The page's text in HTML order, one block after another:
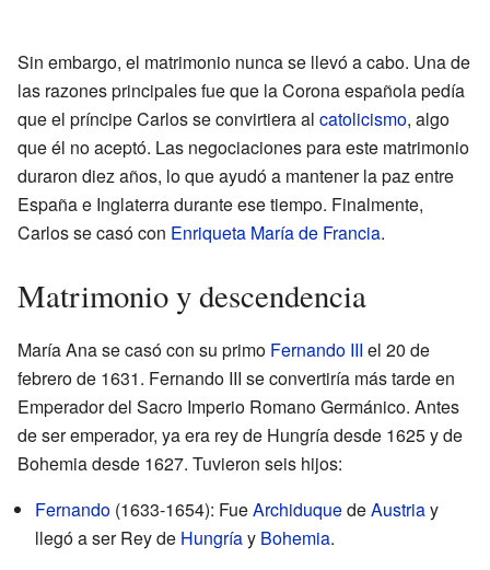
Sin embargo, el matrimonio nunca se llevó a cabo. Una de
las razones principales fue que la Corona española pedía
que el príncipe Carlos se convirtiera al catolicismo, algo
que él no aceptó. Las negociaciones para este matrimonio
duraron diez años, lo que ayudó a mantener la paz entre
España e Inglaterra durante ese tiempo. Finalmente,
Carlos se casó con Enriqueta María de Francia.
Matrimonio y descendencia
María Ana se casó con su primo Fernando III el 20 de
febrero de 1631. Fernando III se convertiría más tarde en
Emperador del Sacro Imperio Romano Germánico. Antes
de ser emperador, ya era rey de Hungría desde 1625 y de
Bohemia desde 1627. Tuvieron seis hijos:
Fernando (1633-1654): FueArchiduquedeAustriay
llegó a ser Rey de Hungríay Bohemia.